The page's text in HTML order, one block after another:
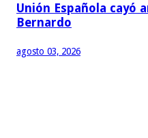
Unión Española cayó
Bernardo
agosto 03, 2026